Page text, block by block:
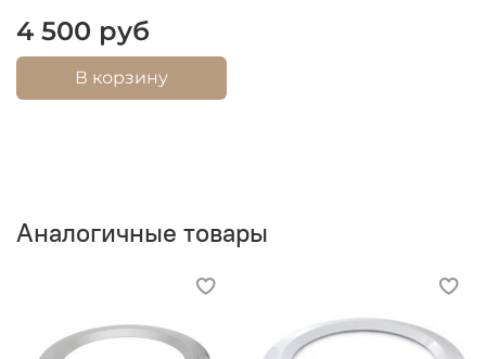
4 500 руб
В корзину
Аналогичные товары